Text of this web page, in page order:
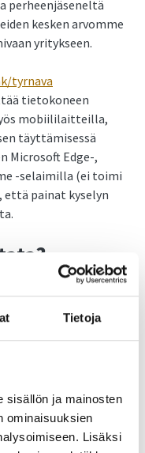
Tietoja
sisällön ja mainosten
ominaisuuksien
Lisäksi
perheenjäseneltä
kesken arvomme
yritykseen.
tyrnava
tietokoneen
mobiililaitteilla,
täyttämisessä
Microsoft Edge-,
-selaimilla (ei toimi
painat kyselyn
liikkuvat ovat
asiantuntijoita, joten
osionsa sekä
kartoitetaan
lisäisivät kävelyä ja